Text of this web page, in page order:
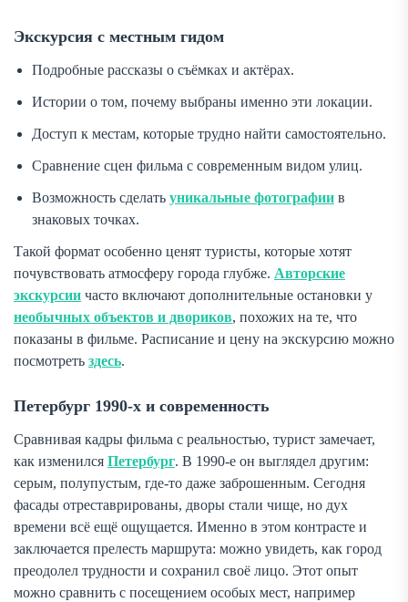
Экскурсия с местным гидом
Подробные рассказы о съёмках и актёрах.
Истории о том, почему выбраны именно эти локации.
Доступ к местам, которые трудно найти самостоятельно.
Сравнение сцен фильма с современным видом улиц.
Возможность сделать уникальные фотографии в
знаковых точках.
Такой формат особенно ценят туристы, которые хотят
почувствовать атмосферу города глубже. Авторские
экскурсии часто включают дополнительные остановки у
необычных объектов и двориков, похожих на те, что
показаны в фильме. Расписание и цену на экскурсию можно
посмотреть здесь.
Петербург 1990-х и современность
Сравнивая кадры фильма с реальностью, турист замечает,
как изменился Петербург. В 1990-е он выглядел другим:
серым, полупустым, где-то даже заброшенным. Сегодня
фасады отреставрированы, дворы стали чище, но дух
времени всё ещё ощущается. Именно в этом контрасте и
заключается прелесть маршрута: можно увидеть, как город
преодолел трудности и сохранил своё лицо. Этот опыт
можно сравнить с посещением особых мест, например